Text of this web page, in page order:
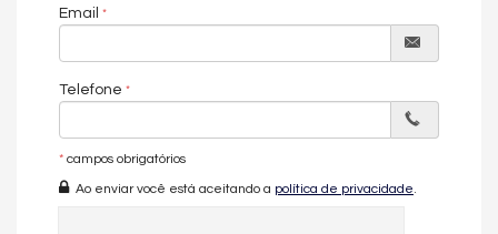
Lavabo
Sauna
Piscina
Espaço Fitness
Medidores Individuais
Portão Eletrônico
Email
Telefone
* campos obrigatórios
Ao enviar você está aceitando a política de privacidade